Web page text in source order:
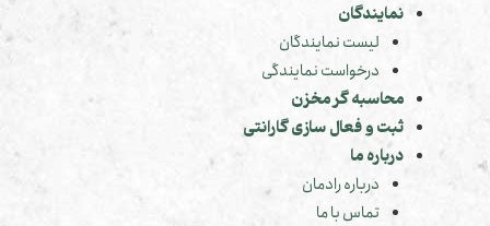
نمایندگان
لیست نمایندگان
درخواست نمایندگی
محاسبه گر مخزن
ثبت و فعال سازی گارانتی
درباره ما
درباره رادمان
تماس با ما